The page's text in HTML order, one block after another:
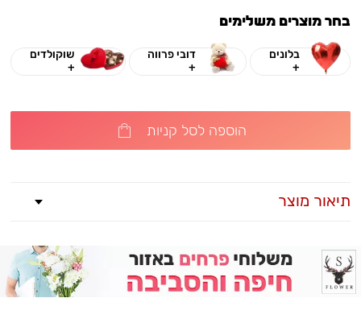
בחר מוצרים משלימים
בלונים
+
דובי פרווה
+
שוקולדים
+
הוספה לסל קניות
תיאור מוצר